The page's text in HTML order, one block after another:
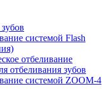
системой Flash
отбеливание
отбеливания зубов
системой ZOOM-4